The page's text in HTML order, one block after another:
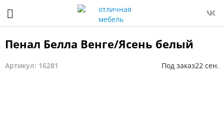
Пенал Белла Венге/Ясень белый
Артикул: 16281 Под заказ22 сен.